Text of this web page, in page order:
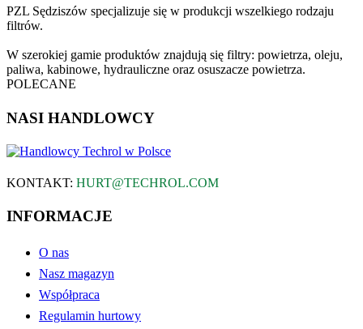
PZL Sędziszów specjalizuje się w produkcji wszelkiego rodzaju
filtrów.
W szerokiej gamie produktów znajdują się filtry: powietrza, oleju,
paliwa, kabinowe, hydrauliczne oraz osuszacze powietrza.
POLECANE
NASI HANDLOWCY
KONTAKT: HURT@TECHROL.COM
INFORMACJE
O nas
Nasz magazyn
Współpraca
Regulamin hurtowy